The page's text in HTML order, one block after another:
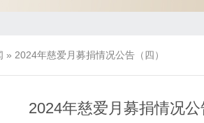
» 2024年慈爱月募捐情况公告（四）
2024年慈爱月募捐情况公